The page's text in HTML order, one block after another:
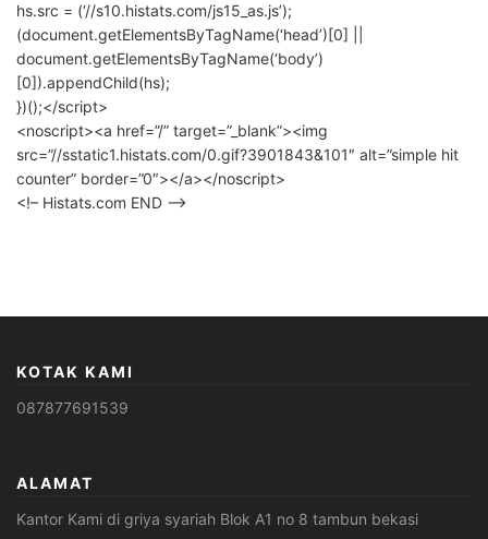
hs.src = (‘//s10.histats.com/js15_as.js’);
(document.getElementsByTagName(‘head’)[0] ||
document.getElementsByTagName(‘body’)
[0]).appendChild(hs);
})();</script>
<noscript><a href=”/” target=”_blank”><img
src=”//sstatic1.histats.com/0.gif?3901843&101″ alt=”simple hit
counter” border=”0″></a></noscript>
<!– Histats.com END –>
KOTAK KAMI
087877691539
ALAMAT
Kantor Kami di griya syariah Blok A1 no 8 tambun bekasi